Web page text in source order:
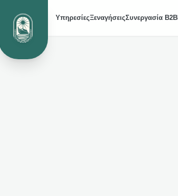
ΥπηρεσίεςΞεναγήσειςΣυνεργασία B2B